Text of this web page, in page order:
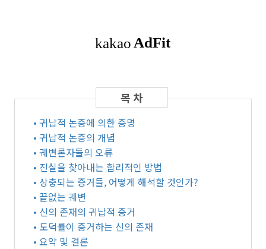
• 귀납적 논증에 의한 증명
• 귀납적 논증의 개념
• 궤변론자들의 오류
• 진실을 찾아내는 합리적인 방법
• 상충되는 증거들, 어떻게 해석할 것인가?
• 끝없는 궤변
• 신의 존재의 귀납적 증거
• 도덕률이 증거하는 신의 존재
• 요약 및 결론